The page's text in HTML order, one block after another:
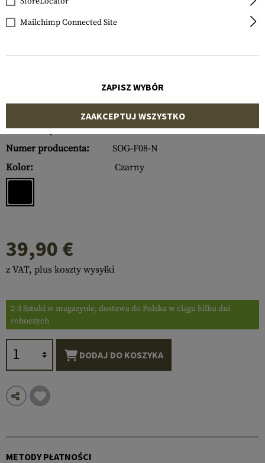
Numer artykułu:
10332606000
Numer producenta:
SOG-F08-N
Kolor:
Czarny
39,90 €
z VAT, plus koszty wysyłki
2-3 Sztuki w magazynie, dostawa do Polska w ciągu kilku dni
roboczych
DODAJ DO KOSZYKA
METODY PŁATNOŚCI
Mailchimp Connected Site
ZAPISZ WYBÓR
ZAAKCEPTUJ WSZYSTKO